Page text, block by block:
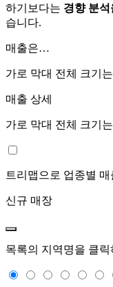
하기보다는 경향 분
습니다.
매출은…
가로 막대 전체 크기는
매출 상세
가로 막대 전체 크기는
트리맵으로 업종별
신규 매장
목록의 지역명을 클